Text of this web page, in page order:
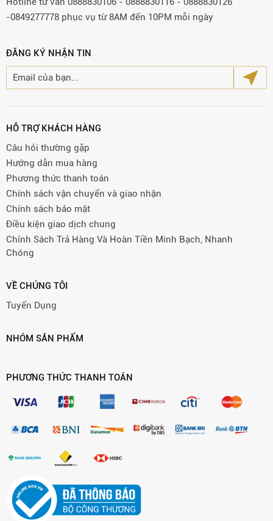
-0849277778 phục vụ từ 8AM đến 10PM mỗi ngày
ĐĂNG KÝ NHẬN TIN
HỖ TRỢ KHÁCH HÀNG
Câu hỏi thường gặp
Hướng dẫn mua hàng
Phương thức thanh toán
Chính sách vận chuyển và giao nhận
Chính sách bảo mật
Điều kiện giao dịch chung
Chính Sách Trả Hàng Và Hoàn Tiền Minh Bạch, Nhanh
Chóng
VỀ CHÚNG TÔI
Tuyển Dụng
NHÓM SẢN PHẨM
PHƯƠNG THỨC THANH TOÁN